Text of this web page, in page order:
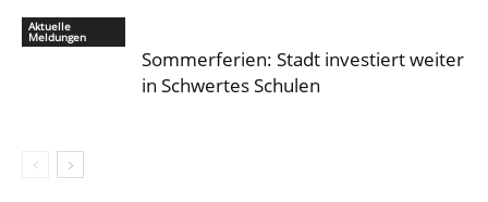
Aktuelle
Meldungen
Sommerferien: Stadt investiert weiter
in Schwertes Schulen